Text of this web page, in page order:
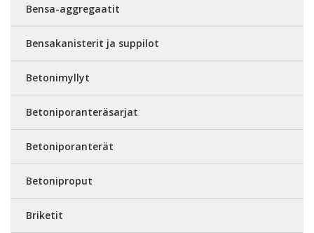
Bensa-aggregaatit
Bensakanisterit ja suppilot
Betonimyllyt
Betoniporanteräsarjat
Betoniporanterät
Betoniproput
Briketit